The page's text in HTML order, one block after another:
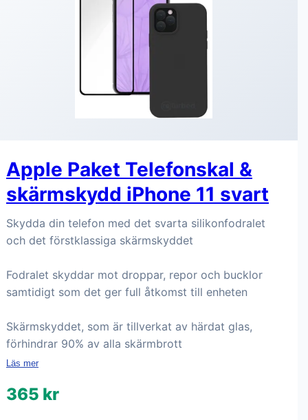
Apple Paket Telefonskal &
skärmskydd iPhone 11 svart
Skydda din telefon med det svarta silikonfodralet
och det förstklassiga skärmskyddet
Fodralet skyddar mot droppar, repor och bucklor
samtidigt som det ger full åtkomst till enheten
Skärmskyddet, som är tillverkat av härdat glas,
förhindrar 90% av alla skärmbrott
Läs mer
365 kr